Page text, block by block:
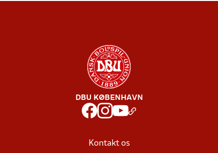
DBU KØBENHAVN
Kontakt os